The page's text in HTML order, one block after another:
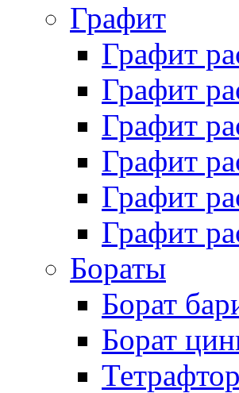
Графит
Графит
Графит
Графит
Графит
Графит
Графит
Бораты
Борат
Борат